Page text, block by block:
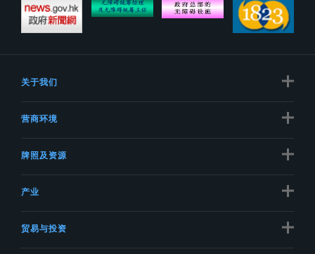
关于我们
营商环境
牌照及资源
产业
贸易与投资